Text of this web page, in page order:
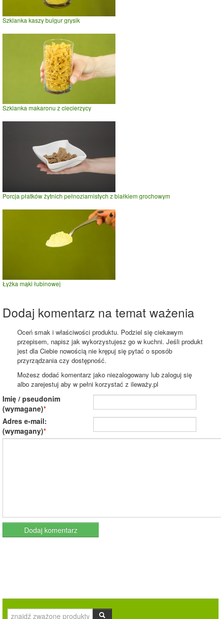
Szklanka kaszy bulgur grysik
Szklanka makaronu z ciecierzycy
Porcja płatków żytnich pełnoziarnistych z białkiem grochowym
Łyżka mąki łubinowej
Dodaj komentarz na temat ważenia
Oceń smak i właściwości produktu. Podziel się ciekawym
przepisem, napisz jak wykorzystujesz go w kuchni. Jeśli produkt
jest dla Ciebie nowością nie krępuj się pytać o sposób
przyrządzania czy dostępność.
Możesz dodać komentarz jako niezalogowany lub zaloguj się
albo zarejestuj aby w pełni korzystać z ileważy.pl
Imię / pseudonim
(wymagane)
Adres e-mail:
(wymagany)